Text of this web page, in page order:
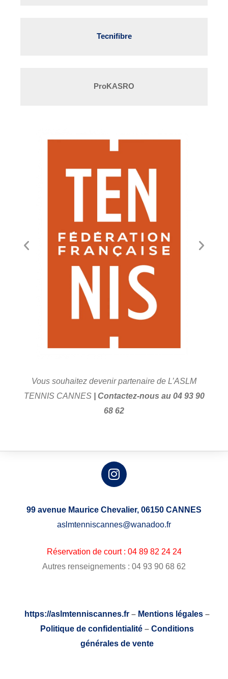
Tecnifibre
ProKASRO
Vous souhaitez devenir partenaire de L’ASLM
TENNIS CANNES| Contactez-nous au 04 93 90
68 62
99 avenue Maurice Chevalier, 06150 CANNES
aslmtenniscannes@wanadoo.fr
Réservation de court : 04 89 82 24 24
Autres renseignements : 04 93 90 68 62
https://aslmtenniscannes.fr – Mentions légales –
Politique de confidentialité – Conditions
générales de vente